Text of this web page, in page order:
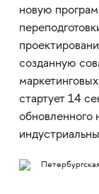
новую
созданную
стартует 14
обновленного